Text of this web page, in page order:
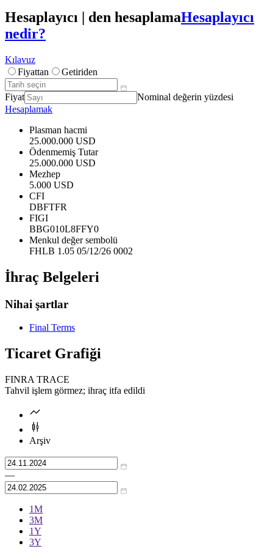
Hesaplayıcı | den hesaplamaHesaplayıcı
nedir?
Kılavuz
Fiyattan
Getiriden
Fiyat
Nominal değerin yüzdesi
Hesaplamak
Plasman hacmi
25.000.000 USD
Ödenmemiş Tutar
25.000.000 USD
Mezhep
5.000 USD
CFI
DBFTFR
FIGI
BBG010L8FFY0
Menkul değer sembolü
FHLB 1.05 05/12/26 0002
İhraç Belgeleri
Nihai şartlar
Final Terms
Ticaret Grafiği
FINRA TRACE
Tahvil işlem görmez; ihraç itfa edildi
Arşiv
—
1М
3М
1Y
3Y